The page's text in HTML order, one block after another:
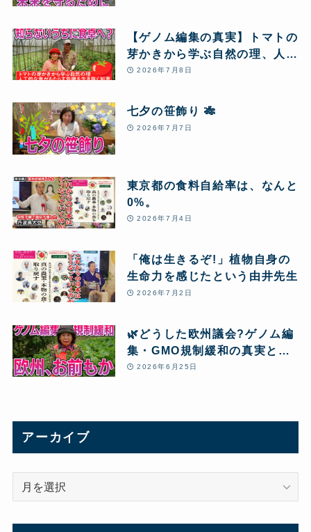
理由
【ゲノム編集の真実】トマトの
芽かきから学ぶ自然の理、人工
的な食がもたらす危機を生き抜
2026年7月8日
七夕の笹飾り 🎋
2026年7月7日
東京都の食料自給率は、なんと
0%。
2026年7月4日
「俺は生きるぞ!」植物自身の
生命力を感じたという由井先生
2026年7月2日
🌿どうした欧州議会?ゲノム編
集・GMO規制緩和の真実と、
本当の「食」
2026年6月25日
アーカイブ